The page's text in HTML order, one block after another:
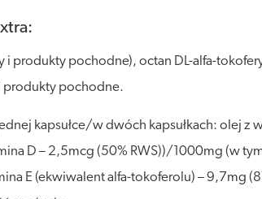
i produkty pochodne), octan DL-alfa-
produkty pochodne.
kapsułce/w dwóch kapsułkach: olej
D – 2,5mcg (50% RWS))/1000mg (w
E (ekwiwalent alfa-tokoferolu) – 9,7mg